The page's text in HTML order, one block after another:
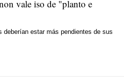
vale iso de "planto e
deberían estar más pendientes de sus